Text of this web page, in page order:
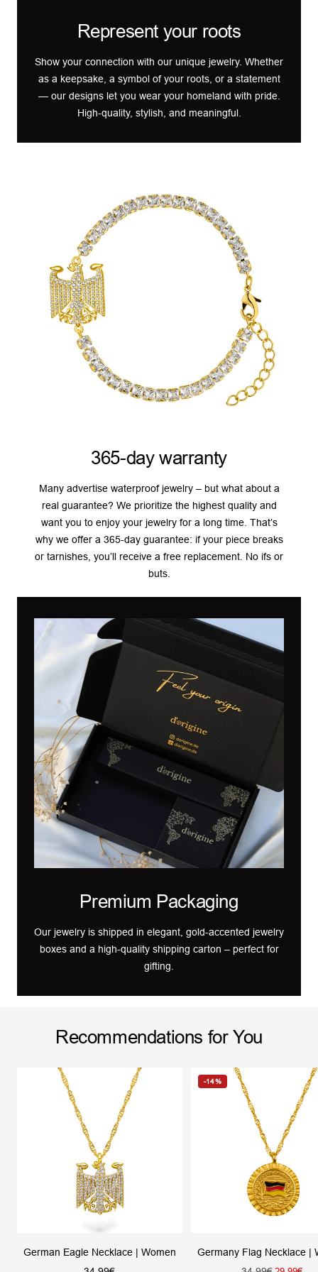
Represent your roots
Show your connection with our unique jewelry. Whether
as a keepsake, a symbol of your roots, or a statement
— our designs let you wear your homeland with pride.
High-quality, stylish, and meaningful.
365-day warranty
Many advertise waterproof jewelry – but what about a
real guarantee? We prioritize the highest quality and
want you to enjoy your jewelry for a long time. That’s
why we offer a 365-day guarantee: if your piece breaks
or tarnishes, you’ll receive a free replacement. No ifs or
buts.
Premium Packaging
Our jewelry is shipped in elegant, gold-accented jewelry
boxes and a high-quality shipping carton – perfect for
gifting.
Recommendations for You
German Eagle Necklace | Women
-14%
Germany Flag Necklace |